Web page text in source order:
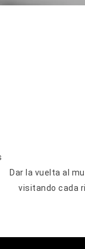
Dar la vuelta al
visitando cada